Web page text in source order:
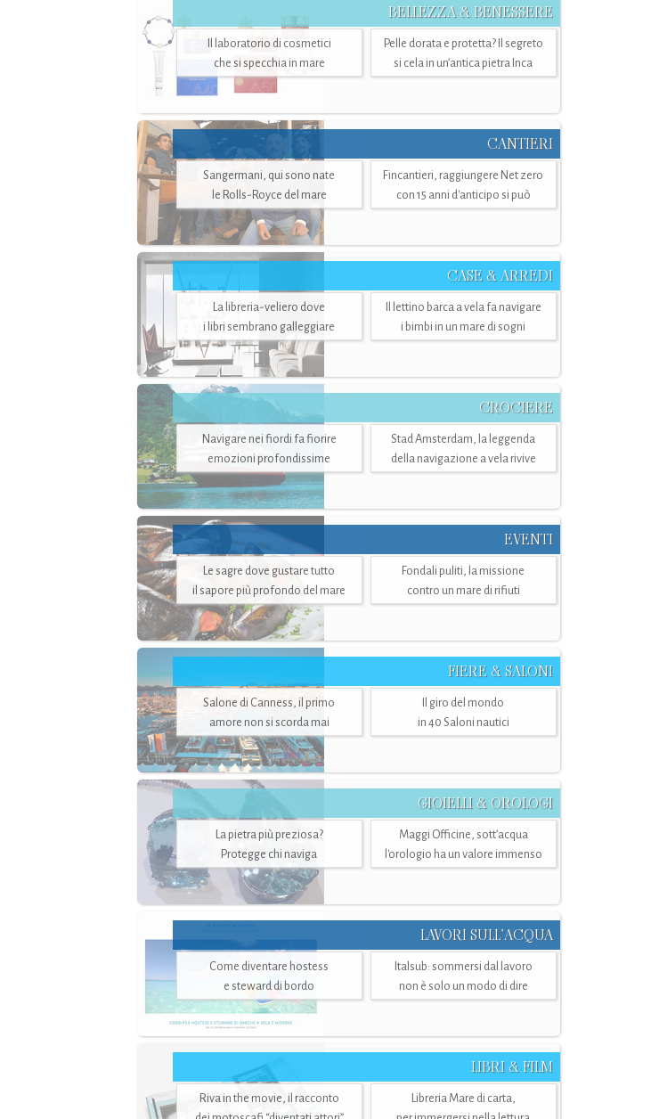
BELLEZZA & BENESSERE
Il laboratorio di cosmetici
che si specchia in mare
Pelle dorata e protetta? Il segreto
si cela in un’antica pietra Inca
CANTIERI
Sangermani, qui sono nate
le Rolls-Royce del mare
Fincantieri, raggiungere Net zero
con 15 anni d'anticipo si può
CASE & ARREDI
La libreria-veliero dove
i libri sembrano galleggiare
Il lettino barca a vela fa navigare
i bimbi in un mare di sogni
CROCIERE
Navigare nei fiordi fa fiorire
emozioni profondissime
Stad Amsterdam, la leggenda
della navigazione a vela rivive
EVENTI
Le sagre dove gustare tutto
il sapore più profondo del mare
Fondali puliti, la missione
contro un mare di rifiuti
FIERE & SALONI
Salone di Canness, il primo
amore non si scorda mai
Il giro del mondo
in 40 Saloni nautici
GIOIELLI & OROLOGI
La pietra più preziosa?
Protegge chi naviga
Maggi Officine, sott’acqua
l'orologio ha un valore immenso
LAVORI SULL’ACQUA
Come diventare hostess
e steward di bordo
Italsub: sommersi dal lavoro
non è solo un modo di dire
LIBRI & FILM
Riva in the movie, il racconto
Libreria Mare di carta,